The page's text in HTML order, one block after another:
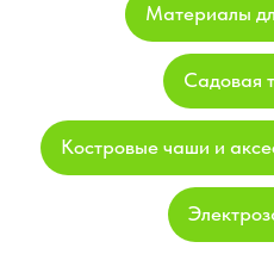
Материалы
Садовая
Костровые чаши и